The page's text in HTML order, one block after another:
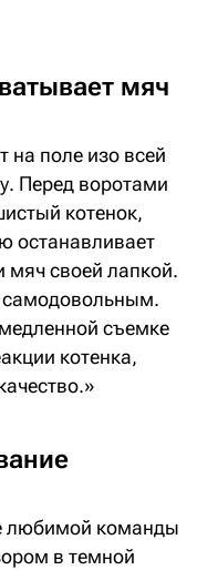
мяч
на поле изо всей
Перед воротами
котенок,
останавливает
мяч своей лапкой.
самодовольным.
съемке
котенка,
любимой команды
в темной